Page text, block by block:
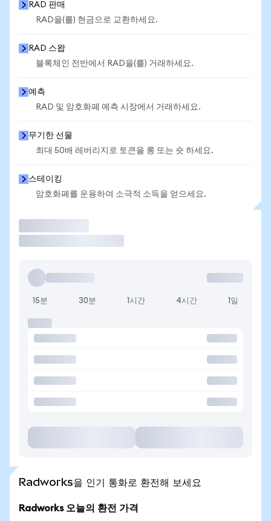
RAD 판매
RAD을(를) 현금으로 교환하세요.
RAD 스왑
블록체인 전반에서 RAD을(를) 거래하세요.
예측
RAD 및 암호화폐 예측 시장에서 거래하세요.
무기한 선물
최대 50배 레버리지로 토큰을 롱 또는 숏 하세요.
스테이킹
암호화폐를 운용하여 소극적 소득을 얻으세요.
15분 30분 1시간 4시간 1일
Radworks을 인기 통화로 환전해 보세요
Radworks 오늘의 환전 가격